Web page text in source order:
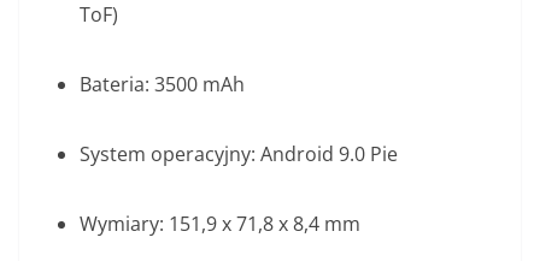
ToF)
Bateria: 3500 mAh
System operacyjny: Android 9.0 Pie
Wymiary: 151,9 x 71,8 x 8,4 mm